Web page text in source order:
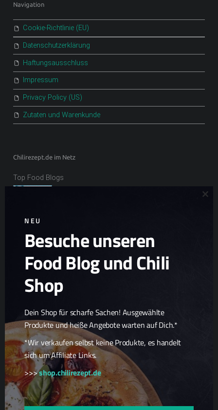
Navigation
Cookie-Richtlinie (EU)
Datenschutzerklärung
Haftungsausschluss
Impressum
Privacy Policy (US)
Zutaten und Warenkunde
Chilirezept.de im Netz
Top Food Blogs
Chili Samen
Scharfe Snacks
Scharfe Spezialitäten
NEU
Besuche unseren
Food Blog und Chili
Shop
Dein Shop für scharfe Sachen! Ausgewählte
Produkte und heiße Angebote warten auf Dich.*
*Wir verkaufen selbst keine Produkte, es handelt
sich um Affiliate Links.
>>>shop.chilirezept.de